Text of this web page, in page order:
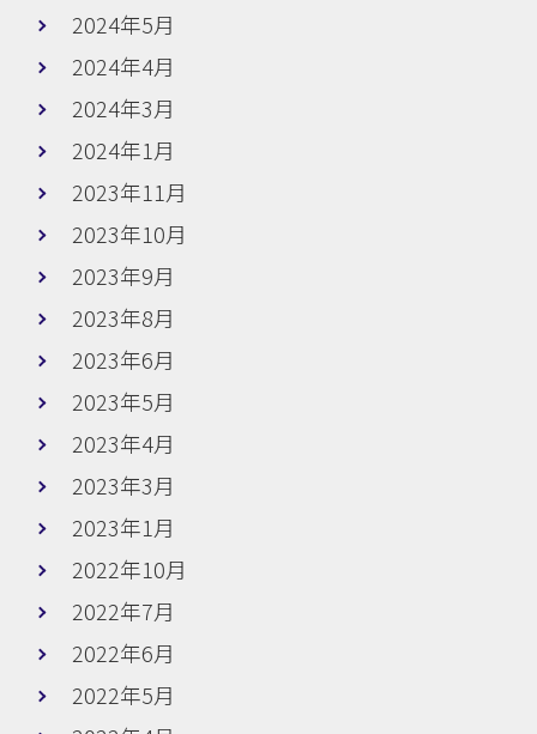
2024年5月
2024年4月
2024年3月
2024年1月
2023年11月
2023年10月
2023年9月
2023年8月
2023年6月
2023年5月
2023年4月
2023年3月
2023年1月
2022年10月
2022年7月
2022年6月
2022年5月